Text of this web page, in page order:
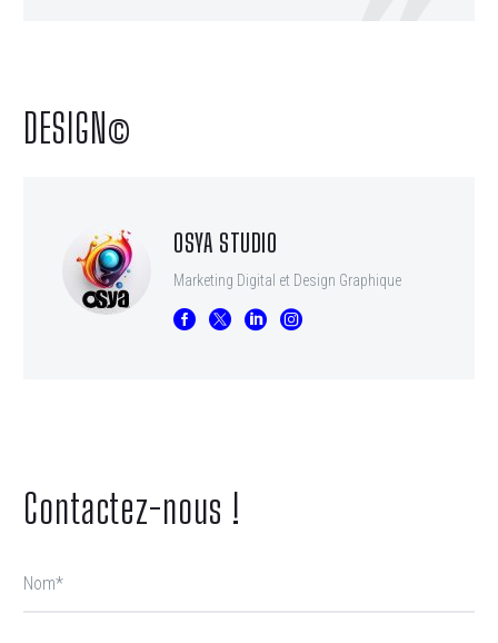
DESIGN©
OSYA STUDIO
Marketing Digital et Design Graphique
Contactez-nous !